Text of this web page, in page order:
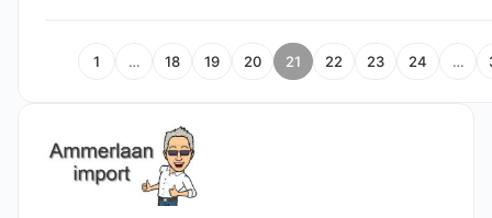
1 … 18 19 20 21 22 23 24 …